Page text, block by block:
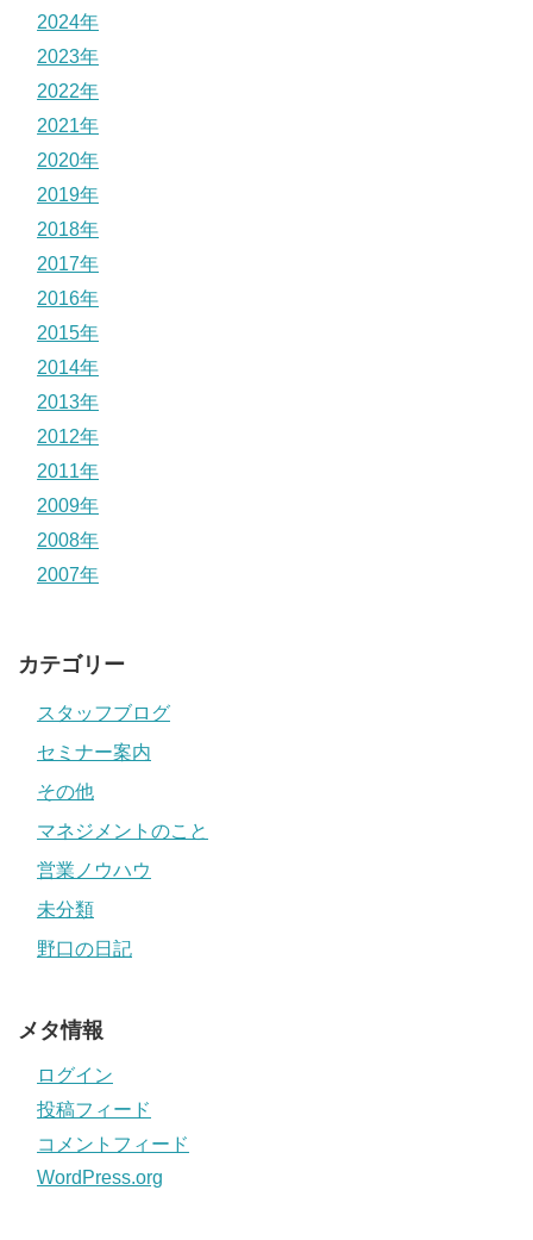
2024年
2023年
2022年
2021年
2020年
2019年
2018年
2017年
2016年
2015年
2014年
2013年
2012年
2011年
2009年
2008年
2007年
カテゴリー
スタッフブログ
セミナー案内
その他
マネジメントのこと
営業ノウハウ
未分類
野口の日記
メタ情報
ログイン
投稿フィード
コメントフィード
WordPress.org